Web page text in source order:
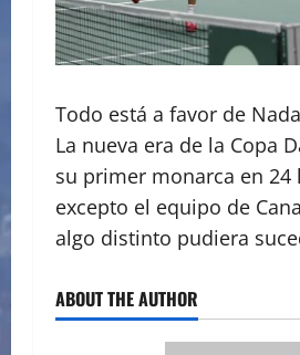
Todo está a favor de
La nueva era de la Copa
su primer monarca en 24
excepto el equipo de
algo distinto pudiera
ABOUT THE AUTHOR